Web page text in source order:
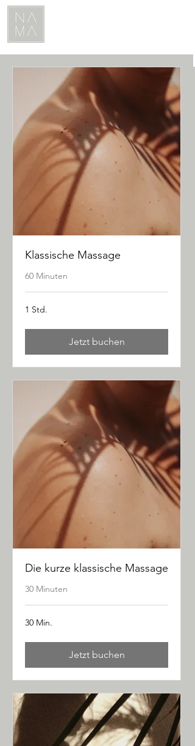
Klassische Massage
60 Minuten
1 Std.
Jetzt buchen
Die kurze klassische Massage
30 Minuten
30 Min.
Jetzt buchen